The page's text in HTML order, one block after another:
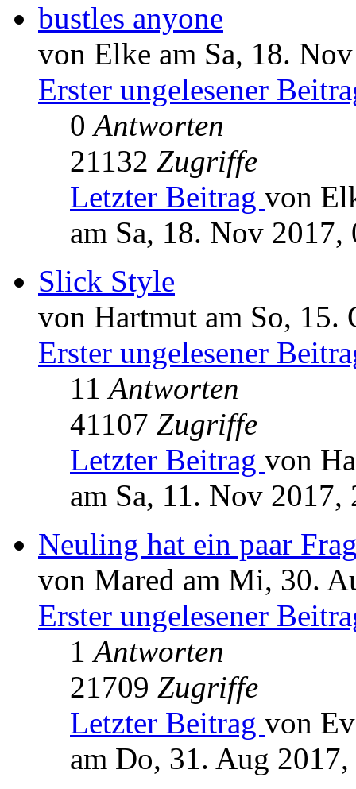
bustles anyone
von Elke am Sa, 18.
Erster ungelesener
0Antworten
21132 Zugriffe
Letzter Beitrag von
am Sa, 18. Nov 2017,
Slick Style
von Hartmut am So, 15.
Erster ungelesener
11Antworten
41107 Zugriffe
Letzter Beitrag von
am Sa, 11. Nov 2017,
Neuling hat ein paar
von Mared am Mi, 30.
Erster ungelesener
1Antworten
21709 Zugriffe
Letzter Beitrag von
am Do, 31. Aug